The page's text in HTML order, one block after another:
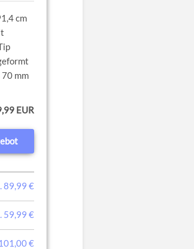
cm
70 mm
EUR
89,99 €
59,99 €
€